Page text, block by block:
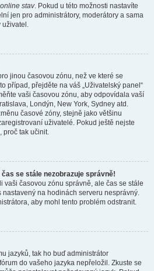
stav. Pokud u této možnosti nastavíte
jen pro administrátory, moderátory a sama
uživatel.
jinou časovou zónu, než ve které se
případ, přejděte na váš „Uživatelský panel“
vaši časovou zónu, aby odpovídala vaší
Londýn, New York, Sydney atd.
časové zóny, stejně jako většinu
uživatelé. Pokud ještě nejste
proč tak učinit.
se stále nezobrazuje správně!
vaši časovou zónu správně, ale čas se stále
na hodinách serveru nesprávný.
aby mohl tento problém odstranit.
jazyků, tak ho buď administrátor
do vašeho jazyka nepřeložil. Zkuste se